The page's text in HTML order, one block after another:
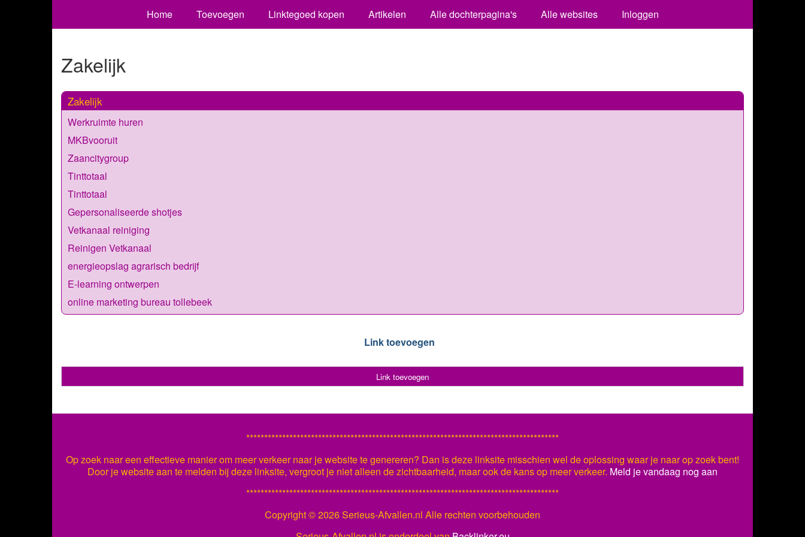
Home Toevoegen Linktegoed kopen Artikelen Alle dochterpagina's Alle websites Inloggen
Zakelijk
Zakelijk
Werkruimte huren
MKBvooruit
Zaancitygroup
Tinttotaal
Tinttotaal
Gepersonaliseerde shotjes
Vetkanaal reiniging
Reinigen Vetkanaal
energieopslag agrarisch bedrijf
E-learning ontwerpen
online marketing bureau tollebeek
Link toevoegen
Link toevoegen
***************************************************************************************
Op zoek naar een effectieve manier om meer verkeer naar je website te genereren? Dan is deze linksite misschien wel de oplossing waar je naar op zoek bent!
Door je website aan te melden bij deze linksite, vergroot je niet alleen de zichtbaarheid, maar ook de kans op meer verkeer. Meld je vandaag nog aan
***************************************************************************************
Copyright ©2026 Serieus-Afvallen.nl Alle rechten voorbehouden